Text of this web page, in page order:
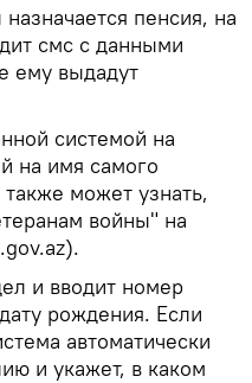
пенсия, на
смс с данными
ему выдадут
системой на
на имя самого
может узнать,
войны" на
и вводит номер
рождения. Если
автоматически
и укажет, в каком